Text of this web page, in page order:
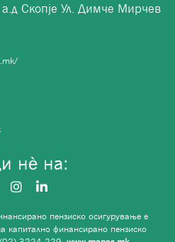
нѐ на:
Скопје Ул. Димче Мирчев
пензиско осигурување е
капитално финансирано пензиско